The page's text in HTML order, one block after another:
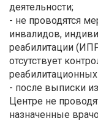
деятельности;
- не проводятся
инвалидов,
реабилитации
отсутствует
- после выписки
Центре не
назначенные